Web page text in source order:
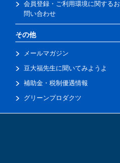
会員登録・ご利用環境に関するお
問い合わせ
その他
メールマガジン
豆大福先生に聞いてみようよ
補助金・税制優遇情報
グリーンプロダクツ